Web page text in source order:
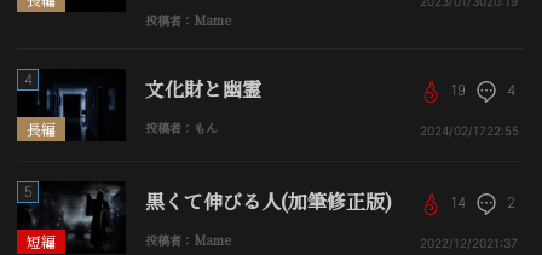
投稿者：Mame
長編
4 文化財と幽霊
投稿者：もん
19 4
2024/02/1722:55
短編
5 黒くて伸びる人(加筆修正版)
投稿者：Mame
14 2
2022/12/2021:37